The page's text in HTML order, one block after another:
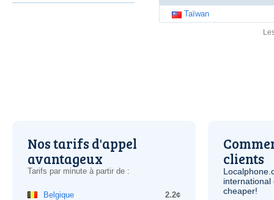
Taïwan
Nos tarifs d'appel
avantageux
Tarifs par minute à partir de :
Belgique
2.2¢
clients
international
cheaper!